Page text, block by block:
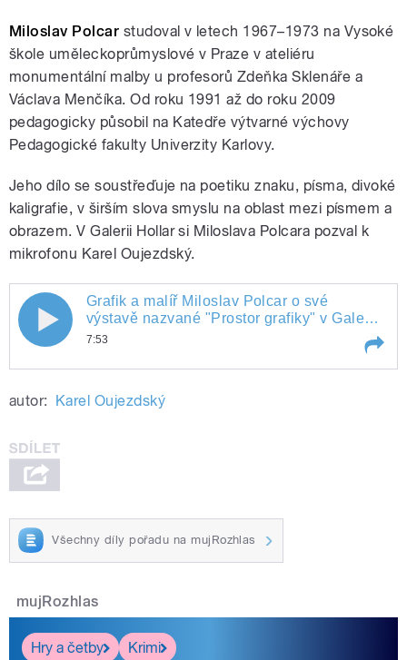
Miloslav Polcar studoval v letech 1967–1973 na Vysoké
škole uměleckoprůmyslové v Praze v ateliéru
monumentální malby u profesorů Zdeňka Sklenáře a
Václava Menčíka. Od roku 1991 až do roku 2009
pedagogicky působil na Katedře výtvarné výchovy
Pedagogické fakulty Univerzity Karlovy.
Jeho dílo se soustřeďuje na poetiku znaku, písma, divoké
kaligrafie, v širším slova smyslu na oblast mezi písmem a
obrazem. V Galerii Hollar si Miloslava Polcara pozval k
mikrofonu Karel Oujezdský.
Grafik a malíř Miloslav Polcar o své
výstavě nazvané "Prostor grafiky" v
Galerii Hollar
pause
Grafik a malíř Miloslav Polcar o své
výstavě nazvané "Prostor grafiky" v Galerii
Hollar
7:53
výstavě nazvané "Prostor grafiky" v
autor: Karel Oujezdský
Všechny díly pořadu na mujRozhlas
mujRozhlas
Hry a četby Krimi